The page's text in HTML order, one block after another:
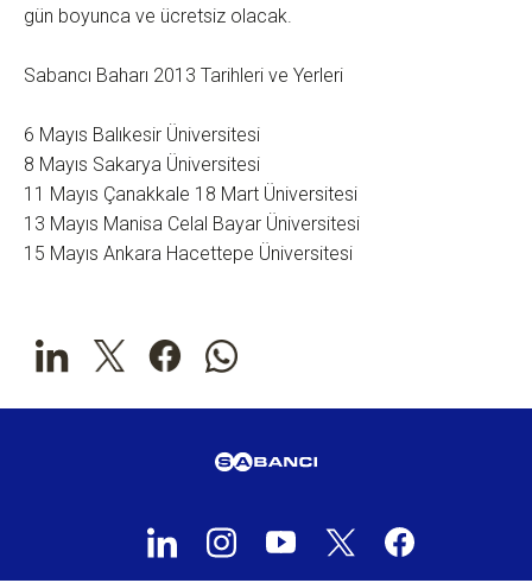
gün boyunca ve ücretsiz olacak.
Sabancı Baharı 2013 Tarihleri ve Yerleri
6 Mayıs Balıkesir Üniversitesi
8 Mayıs Sakarya Üniversitesi
11 Mayıs Çanakkale 18 Mart Üniversitesi
13 Mayıs Manisa Celal Bayar Üniversitesi
15 Mayıs Ankara Hacettepe Üniversitesi